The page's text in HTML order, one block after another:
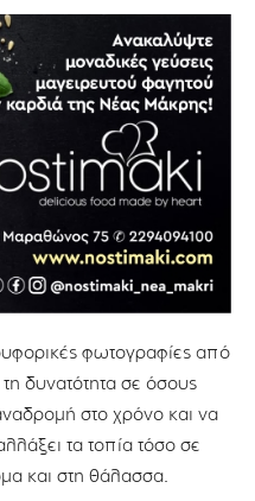
φωτογραφίες από
δυνατότητα σε όσους
στο χρόνο και να
τα τοπία τόσο σε
και στη θάλασσα.